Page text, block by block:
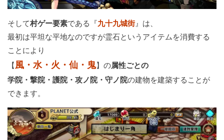
そして村ゲー要素である『九十九城街』は、
最初は平坦な平地なのですが霊石というアイテムを消費する
ことにより
【 風・水・火・仙・鬼】の属性ごとの
学院・撃院・護院・攻ノ院・守ノ院の建物を建築することが
できます。